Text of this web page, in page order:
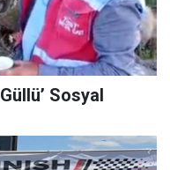
Sosyal